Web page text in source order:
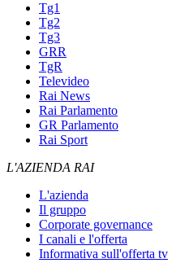
Tg1
Tg2
Tg3
GRR
TgR
Televideo
Rai News
Rai Parlamento
GR Parlamento
Rai Sport
L'AZIENDA RAI
L'azienda
Il gruppo
Corporate governance
I canali e l'offerta
Informativa sull'offerta tv